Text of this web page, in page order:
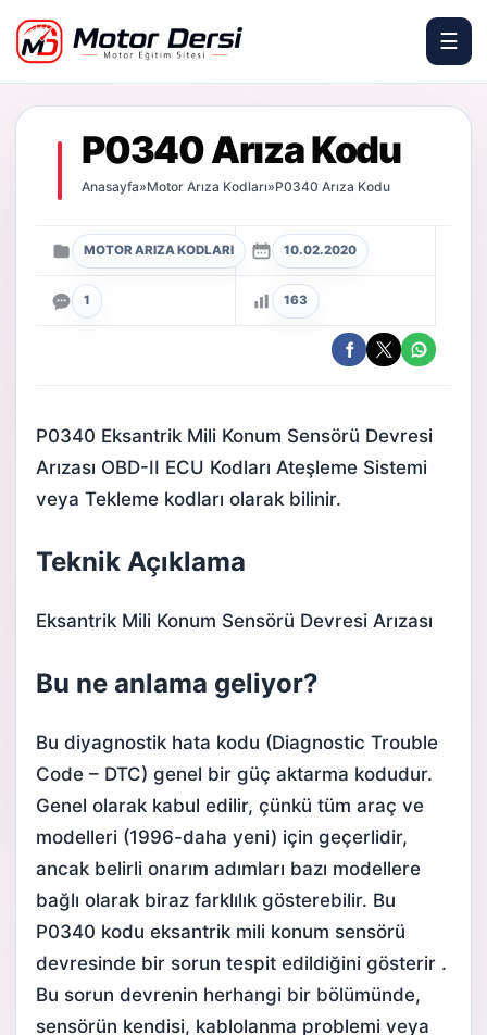
Motor Dersi
☰
P0340 Arıza Kodu
Anasayfa»Motor Arıza Kodları»P0340 Arıza Kodu
MOTOR ARIZA KODLARI 10.02.2020
1 163
P0340 Eksantrik Mili Konum Sensörü Devresi
Arızası OBD-II ECU Kodları Ateşleme Sistemi
veya Tekleme kodları olarak bilinir.
Teknik Açıklama
Eksantrik Mili Konum Sensörü Devresi Arızası
Bu ne anlama geliyor?
Bu diyagnostik hata kodu (Diagnostic Trouble
Code – DTC) genel bir güç aktarma kodudur.
Genel olarak kabul edilir, çünkü tüm araç ve
modelleri (1996-daha yeni) için geçerlidir,
ancak belirli onarım adımları bazı modellere
bağlı olarak biraz farklılık gösterebilir. Bu
P0340 kodu eksantrik mili konum sensörü
devresinde bir sorun tespit edildiğini gösterir .
Bu sorun devrenin herhangi bir bölümünde,
sensörün kendisi, kablolanma problemi veya